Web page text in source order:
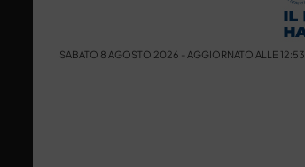
SABATO 8 AGOSTO 2026 - AGGIORNATO ALLE 12:53